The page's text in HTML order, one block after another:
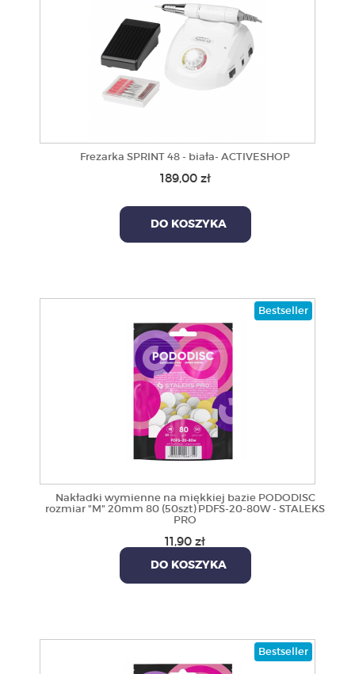
Frezarka SPRINT 48 - biała- ACTIVESHOP
189,00 zł
DO KOSZYKA
Bestseller
Nakładki wymienne na miękkiej bazie PODODISC
rozmiar "M" 20mm 80 (50szt) PDFS-20-80W - STALEKS
PRO
11,90 zł
DO KOSZYKA
Bestseller